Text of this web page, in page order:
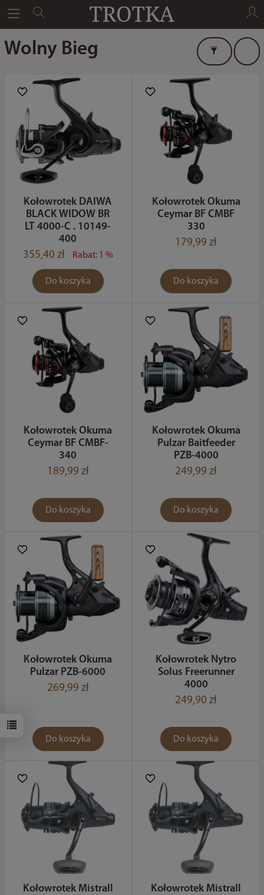
Wolny Bieg
Kołowrotek DAIWA
BLACK WIDOW BR
LT 4000-C . 10149-
400
355,40 zł
Rabat: 1 %
Do koszyka
Kołowrotek Okuma
Ceymar BF CMBF
330
179,99 zł
Do koszyka
Kołowrotek Okuma
Ceymar BF CMBF-
340
189,99 zł
Do koszyka
Kołowrotek Okuma
Pulzar Baitfeeder
PZB-4000
249,99 zł
Do koszyka
Kołowrotek Okuma
Pulzar PZB-6000
269,99 zł
Do koszyka
Kołowrotek Nytro
Solus Freerunner
4000
249,90 zł
Do koszyka
Kołowrotek Mistrall
Kołowrotek Mistrall